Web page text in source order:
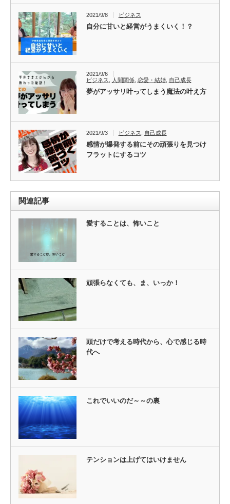
2021/9/8 ビジネス
自分に甘いと経営がうまくいく！？
2021/9/6
ビジネス
人間関係, 恋愛・結婚, 自己成長
夢がアッサリ叶ってしまう魔法の叶え方
2021/9/3 ビジネス 自己成長
感情が爆発する前にその頑張りを見つけ
フラットにするコツ
関連記事
愛することは、怖いこと
頑張らなくても、ま、いっか！
頭だけで考える時代から、心で感じる時
代へ
これでいいのだ～～の裏
テンションは上げてはいけません